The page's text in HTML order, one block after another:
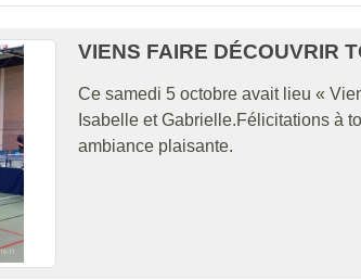
VIENS FAIRE DÉCOUVRIR
Ce samedi 5 octobre avait lieu «
Isabelle et Gabrielle.Félicitations à
ambiance plaisante.